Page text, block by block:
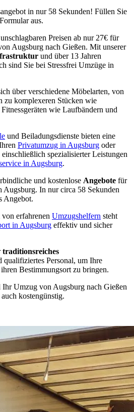
in nur 58 Sekunden! Füllen Sie
aus.
Preisen ab nur 27€ für
Augsburg nach Gießen. Mit unserer
und über 13 Jahren
sind Sie bei Stressfrei Umzüge in
über verschiedene Möbelarten, von
zu komplexeren Stücken wie
wie Laufbändern und
und Beiladungsdienste bieten eine
Privatumzug in Augsburg oder
einschließlich spezialisierter Leistungen
in Augsburg.
und kostenlose Angebote für
Augsburg. In nur circa 58 Sekunden
Angebot.
erfahrenen Umzugshelfern steht
in Augsburg effektiv und sicher
traditionsreiches
qualifiziertes Personal, um Ihre
Bestimmungsort zu bringen.
Umzug von Augsburg nach Gießen
kostengünstig.